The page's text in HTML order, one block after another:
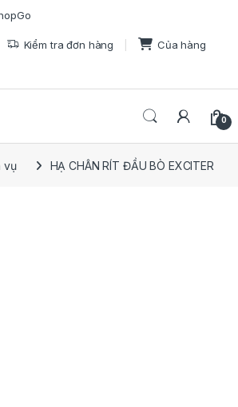
Kiểm tra đơn hàng Của hàng
0
vụ HẠ CHÂN RÍT ĐẦU BÒ EXCITER